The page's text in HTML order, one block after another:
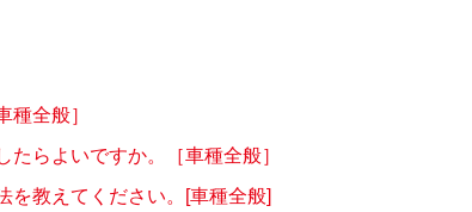
種全般］
らよいですか。［車種全般］
を教えてください。[車種全般]